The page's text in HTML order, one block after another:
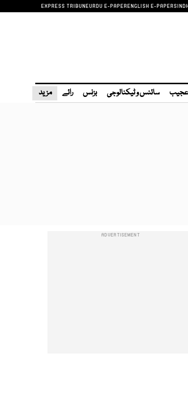
EXPRESS TRIBUNEURDU E-PAPERENGLISH E-PAPER
سائنس و ٹیکنالوجی بزنس رائے مزید